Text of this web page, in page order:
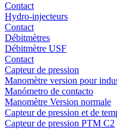
Contact
Hydro-injecteurs
Contact
Débitmètres
Débitmètre USF
Contact
Capteur de pression
Manomètre version pour
Manómetro de contacto
Manomètre Version normale
Capteur de pression et de
Capteur de pression PTM C2